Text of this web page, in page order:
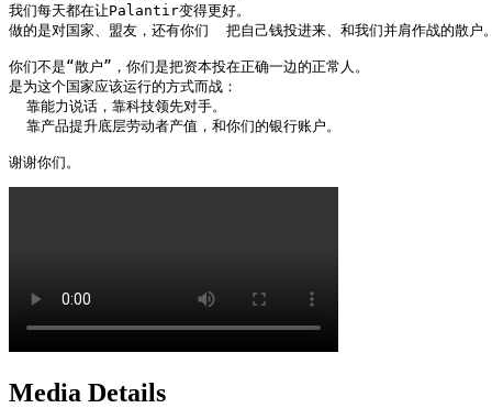
我们每天都在让Palantir变得更好。
做的是对国家、盟友，还有你们  把自己钱投进来、和我们并肩作战的散户
你们不是“散户”，你们是把资本投在正确一边的正常人。
是为这个国家应该运行的方式而战：
  靠能力说话，靠科技领先对手。
  靠产品提升底层劳动者产值，和你们的银行账户。
谢谢你们。
Media Details